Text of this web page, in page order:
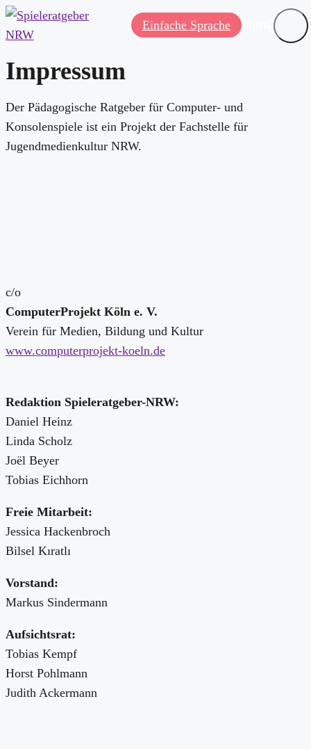
Einfache Sprache Menü
Impressum
Der Pädagogische Ratgeber für Computer- und
Konsolenspiele ist ein Projekt der Fachstelle für
Jugendmedienkultur NRW.
c/o
ComputerProjekt Köln e. V.
Verein für Medien, Bildung und Kultur
www.computerprojekt-koeln.de
Redaktion Spieleratgeber-NRW:
Daniel Heinz
Linda Scholz
Joël Beyer
Tobias Eichhorn
Freie Mitarbeit:
Jessica Hackenbroch
Bilsel Kıratlı
Vorstand:
Markus Sindermann
Aufsichtsrat:
Tobias Kempf
Horst Pohlmann
Judith Ackermann